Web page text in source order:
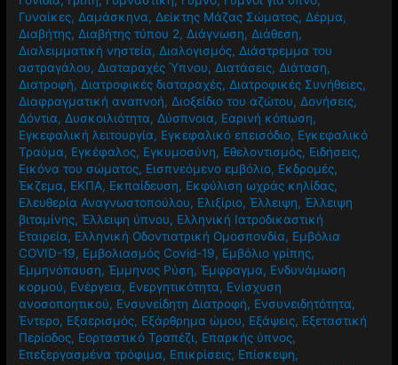
Γυναίκες, Δαμάσκηνα, Δείκτης Μάζας Σώματος, Δέρμα,
Διαβήτης, Διαβήτης τύπου 2, Διάγνωση, Διάθεση,
Διαλειμματική νηστεία, Διαλογισμός, Διάστρεμμα του
αστραγάλου, Διαταραχές Ύπνου, Διατάσεις, Διάταση,
Διατροφή, Διατροφικές διαταραχές, Διατροφικές Συνήθειες,
Διαφραγματική αναπνοή, Διοξείδιο του αζώτου, Δονήσεις,
Δόντια, Δυσκοιλιότητα, Δύσπνοια, Εαρινή κόπωση,
Εγκεφαλική λειτουργία, Εγκεφαλικό επεισόδιο, Εγκεφαλικό
Τραύμα, Εγκέφαλος, Εγκυμοσύνη, Εθελοντισμός, Ειδήσεις,
Εικόνα του σώματος, Εισπνεόμενο εμβόλιο, Εκδρομές,
Έκζεμα, ΕΚΠΑ, Εκπαίδευση, Εκφύλιση ωχράς κηλίδας,
Ελευθερία Αναγνωστοπούλου, Ελιξίριο,Έλλειψη,Έλλειψη
βιταμίνης,Έλλειψη ύπνου, Ελληνική Ιατροδικαστική
Εταιρεία, Ελληνική Οδοντιατρική Ομοσπονδία, Εμβόλια
COVID-19, Εμβολιασμός Covid-19, Εμβόλιο γρίπης,
Εμμηνόπαυση,Έμμηνος Ρύση,Έμφραγμα, Ενδυνάμωση
κορμού, Ενέργεια, Ενεργητικότητα, Ενίσχυση
ανοσοποητικού, Ενσυνείδητη Διατροφή, Ενσυνειδητότητα,
Έντερο, Εξαερισμός, Εξάρθρημα ώμου, Εξάψεις, Εξεταστική
Περίοδος, Εορταστικό Τραπέζι, Επαρκής ύπνος,
Επεξεργασμένα τρόφιμα, Επικρίσεις, Επίσκεψη,